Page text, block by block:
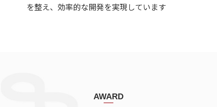
を整え、効率的な開発を実現しています
AWARD